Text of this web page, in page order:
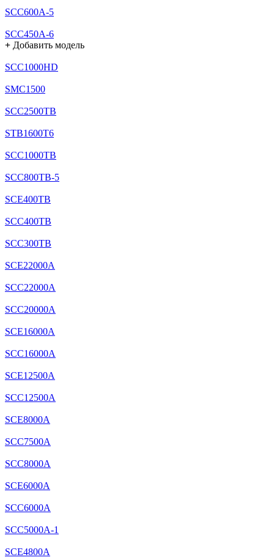
SCC600A-5
SCC450A-6
+ Добавить модель
SCC1000HD
SMC1500
SCC2500TB
STB1600T6
SCC1000TB
SCC800TB-5
SCE400TB
SCC400TB
SCC300TB
SCE22000A
SCC22000A
SCC20000A
SCE16000A
SCC16000A
SCE12500A
SCC12500A
SCE8000A
SCC7500A
SCC8000A
SCE6000A
SCC6000A
SCC5000A-1
SCE4800A